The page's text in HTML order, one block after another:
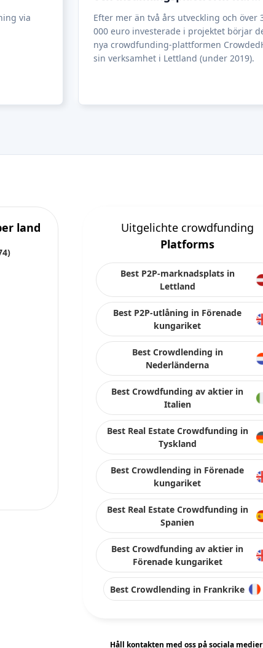
Best P2P-utlåning in Förenade
kungariket
Best Crowdlending in
Nederländerna
Best Crowdfunding av aktier in
Italien
Best Real Estate Crowdfunding in
Tyskland
Best Crowdlending in Förenade
kungariket
Best Real Estate Crowdfunding in
Spanien
Best Crowdfunding av aktier in
Förenade kungariket
Best Crowdlending in Frankrike
Håll kontakten med oss på sociala medier